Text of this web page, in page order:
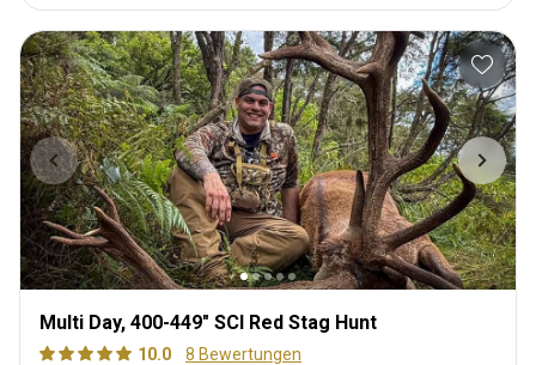
Multi Day, 400-449" SCI Red Stag Hunt
10.0
8 Bewertungen